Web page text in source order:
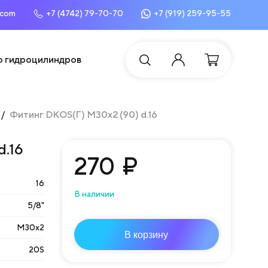
+7 (4742) 79-70-70 +7 (919) 259-95-55
гидроцилиндров
Фитинг DKOS(Г) М30х2 (90) d.16
16
5/8"
М30х2
20S
270 ₽
В наличии
В корзину